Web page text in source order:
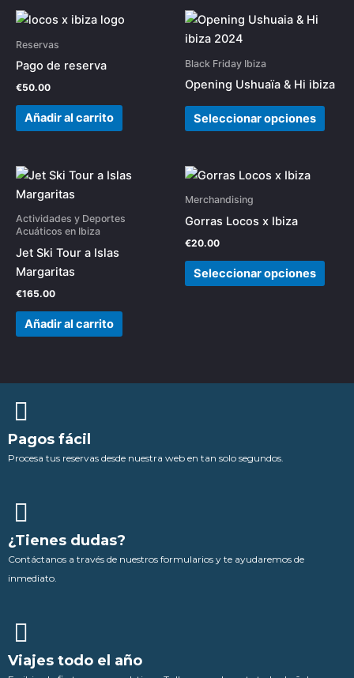
Reservas
Pago de reserva
€50.00
Añadir al carrito
Black Friday Ibiza
Opening Ushuaïa & Hi ibiza
Seleccionar opciones
de
Actividades y Deportes
Acuáticos en Ibiza
Jet Ski Tour a Islas
Margaritas
€165.00
Añadir al carrito
Merchandising
Gorras Locos x Ibiza
€20.00
Seleccionar opciones
la
Pagos fácil
Procesa tus reservas desde nuestra web en tan solo segundos.
¿Tienes dudas?
Contáctanos a través de nuestros formularios y te ayudaremos de
inmediato.
Viajes todo el año